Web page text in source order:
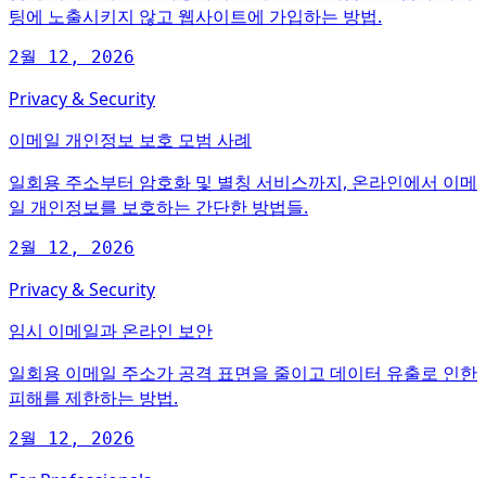
팅에 노출시키지 않고 웹사이트에 가입하는 방법.
2월 12, 2026
Privacy & Security
이메일 개인정보 보호 모범 사례
일회용 주소부터 암호화 및 별칭 서비스까지, 온라인에서 이메
일 개인정보를 보호하는 간단한 방법들.
2월 12, 2026
Privacy & Security
임시 이메일과 온라인 보안
일회용 이메일 주소가 공격 표면을 줄이고 데이터 유출로 인한
피해를 제한하는 방법.
2월 12, 2026